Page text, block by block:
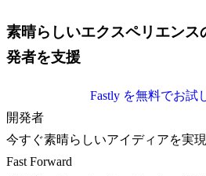
素晴らしいエクスペリエンス
発者を支援
Fastly を無料でお試
開発者
今すぐ素晴らしいアイディアを実
Fast Forward